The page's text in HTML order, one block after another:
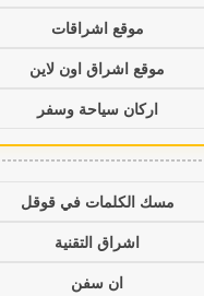
موقع اشراقات
موقع اشراق اون لاين
اركان سياحة وسفر
مسك الكلمات في قوقل
اشراق التقنية
ان سفن